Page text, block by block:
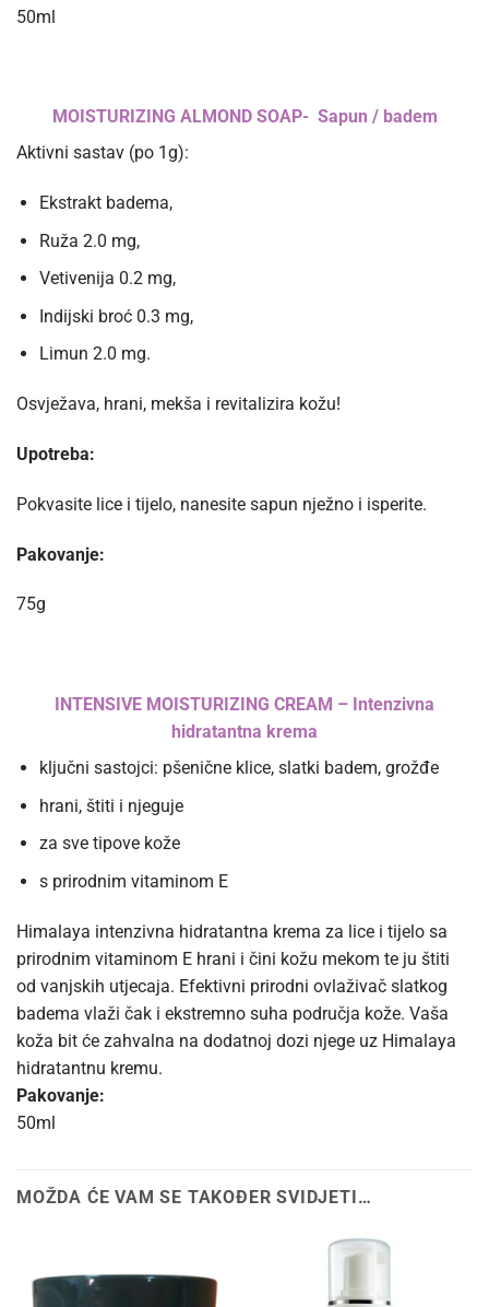
50ml
MOISTURIZING ALMOND SOAP- Sapun / badem
Aktivni sastav (po 1g):
Ekstrakt badema,
Ruža 2.0 mg,
Vetivenija 0.2 mg,
Indijski broć 0.3 mg,
Limun 2.0 mg.
Osvježava, hrani, mekša i revitalizira kožu!
Upotreba:
Pokvasite lice i tijelo, nanesite sapun nježno i isperite.
Pakovanje:
75g
INTENSIVE MOISTURIZING CREAM – Intenzivna
hidratantna krema
ključni sastojci: pšenične klice, slatki badem, grožđe
hrani, štiti i njeguje
za sve tipove kože
s prirodnim vitaminom E
Himalaya intenzivna hidratantna krema za lice i tijelo sa
prirodnim vitaminom E hrani i čini kožu mekom te ju štiti
od vanjskih utjecaja. Efektivni prirodni ovlaživač slatkog
badema vlaži čak i ekstremno suha područja kože. Vaša
koža bit će zahvalna na dodatnoj dozi njege uz Himalaya
hidratantnu kremu.
Pakovanje:
50ml
MOŽDA ĆE VAM SE TAKOĐER SVIDJETI…